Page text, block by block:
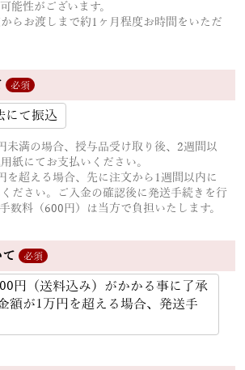
能性がございます。
らお渡しまで約1ヶ月程度お時間をいただ
必須
にて振込
満の場合、授与品受け取り後、2週間以
紙にてお支払いください。
超える場合、先に注文から1週間以内に
ださい。ご入金の確認後に発送手続きを行
数料（600円）は当方で負担いたします。
必須
円（送料込み）がかかる事に了承
額が1万円を超える場合、発送手